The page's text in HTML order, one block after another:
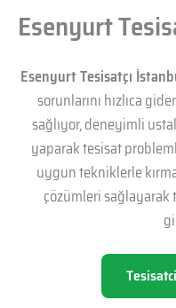
Esenyurt
Esenyurt Tesisatçı
sorunlarını hızlıca
sağlıyor, deneyimli
yaparak tesisat
uygun tekniklerle
çözümleri sağlayarak